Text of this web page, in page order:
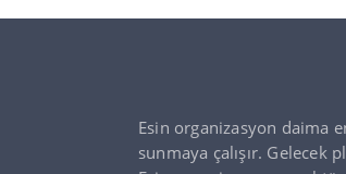
Esin organizasyon daima
sunmaya çalışır. Gelecek